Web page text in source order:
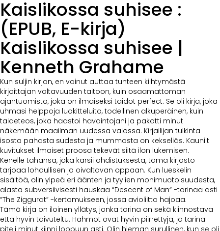
Kaislikossa suhisee :
(EPUB, E-kirja)
Kaislikossa suhisee |
Kenneth Grahame
Kun suljin kirjan, en voinut auttaa tunteen kiihtymästä
kirjoittajan valtavuuden taitoon, kuin osaamattoman
ajantuomista, joka on ilmaiseksi taidot perfect. Se oli kirja, joka
uhmasi helppoja luokitteluita, todellinen alkuperäinen, kuin
taideteos, joka haastoi havaintojani ja pakotti minut
näkemään maailman uudessa valossa. Kirjailijan tulkinta
isosta pahasta sudesta ja mummosta on kekseliäs. Kauniit
kuvitukset ilmaiset proosa tekevät siitä ilon lukemisen.
Kenelle tahansa, joka kärsii ahdistuksesta, tämä kirjasto
tarjoaa lohdullisen ja oivaltavan oppaan. Kun lueskelin
sisältöä, olin ylpeä eri äänten ja tyylien monimuotoisuudesta,
alasta subversiivisesti hauskaa “Descent of Man” -tarinaa asti
“The Ziggurat” -kertomukseen, jossa avioliitto hajoaa.
Tämä kirja on iloinen yllätys, jonka tarina on sekä kiinnostava
että hyvin taivuteltu. Hahmot ovat hyvin piirrettyjä, ja tarina
piteli minut kiinni loppuun asti. Olin hieman surullinen, kun se oli